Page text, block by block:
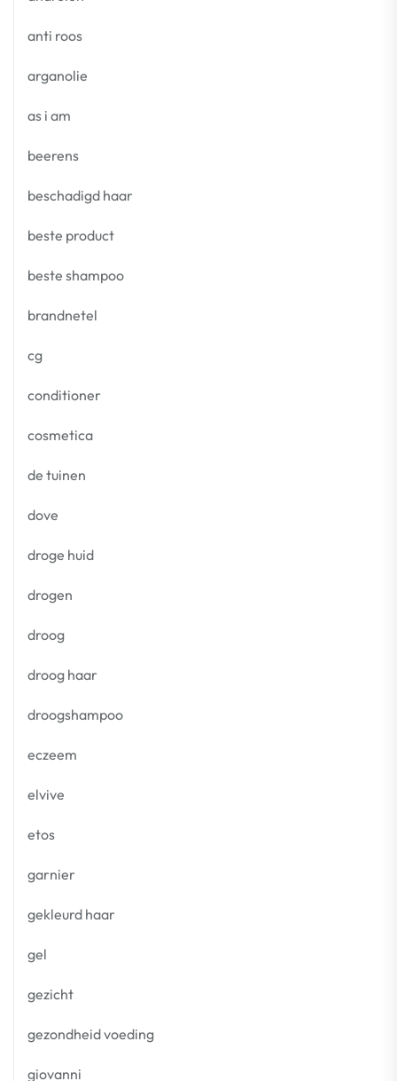
anti roos
arganolie
as i am
beerens
beschadigd haar
beste product
beste shampoo
brandnetel
cg
conditioner
cosmetica
de tuinen
dove
droge huid
drogen
droog
droog haar
droogshampoo
eczeem
elvive
etos
garnier
gekleurd haar
gel
gezicht
gezondheid voeding
giovanni